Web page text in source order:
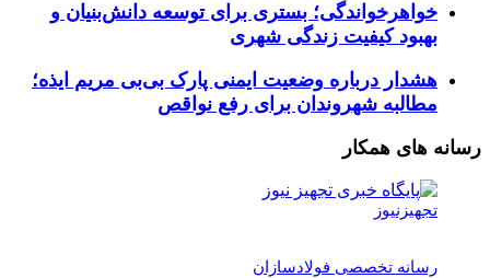
خواهرخواندگی؛ بستری برای توسعه دانش‌بنیان و
بهبود کیفیت زندگی شهری
هشدار درباره وضعیت ایمنی پارک بی‌بی مریم ایذه؛
مطالبه شهروندان برای رفع نواقص
رسانه های همکار
تجهیزنیوز
رسانه تخصصی فولادسازان